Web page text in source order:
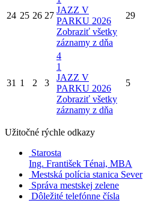
24 25 26 27
JAZZ V
PARKU 2026
Zobraziť všetky
záznamy z dňa
29
31 1 2 3
4
1
JAZZ V
PARKU 2026
Zobraziť všetky
záznamy z dňa
5
Užitočné rýchle odkazy
Starosta
Ing. František Ténai, MBA
Mestská polícia stanica Sever
Správa mestskej zelene
Dôležité telefónne čísla